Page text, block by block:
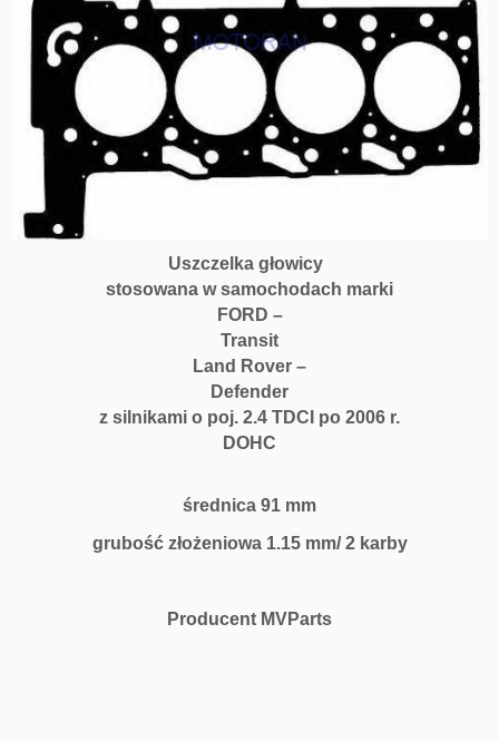
Uszczelka głowicy
stosowana w samochodach marki
FORD –
Transit
Land Rover –
Defender
z silnikami o poj. 2.4 TDCI po 2006 r.
DOHC
średnica 91 mm
grubość złożeniowa 1.15 mm/ 2 karby
Producent MVParts